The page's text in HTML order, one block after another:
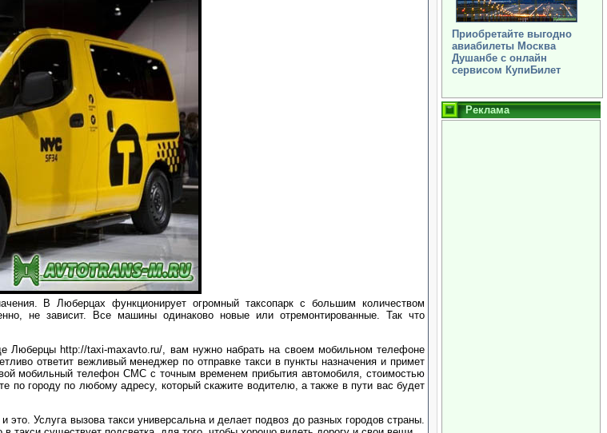
В Люберцах функционирует огромный таксопарк с большим количеством
не зависит. Все машины одинаково новые или отремонтированные. Так что
Люберцы http://taxi-maxavto.ru/, вам нужно набрать на своем мобильном телефоне
ответит вежливый менеджер по отправке такси в пункты назначения и примет
мобильный телефон СМС с точным временем прибытия автомобиля, стоимостью
по городу по любому адресу, который скажите водителю, а также в пути вас будет
это. Услуга вызова такси универсальна и делает подвоз до разных городов страны.
Приобретайте выгодно
авиабилеты Москва
Душанбе с онлайн
сервисом КупиБилет
Реклама